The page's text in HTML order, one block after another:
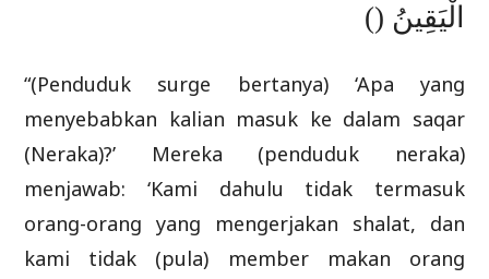
الْيَقِينُ ()
“(Penduduk surge bertanya) ‘Apa yang
menyebabkan kalian masuk ke dalam saqar
(Neraka)?’ Mereka (penduduk neraka)
menjawab: ‘Kami dahulu tidak termasuk
orang-orang yang mengerjakan shalat, dan
kami tidak (pula) member makan orang